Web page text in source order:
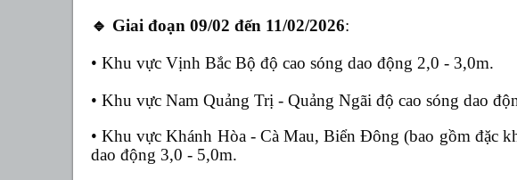
🔹 Giai đoạn 09/02 đến 11/02/2026:
• Khu vực Vịnh Bắc Bộ độ cao sóng dao động 2,0 - 3,0m.
• Khu vực Nam Quảng Trị - Quảng Ngãi độ cao sóng dao
•Khu vực Khánh Hòa - Cà Mau, Biển Đông (bao gồm đặc
dao động 3,0 - 5,0m.